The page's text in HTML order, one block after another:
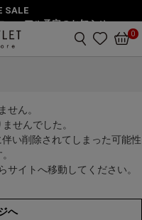
SALE
ューアル予定のお知らせ
0
せん。
せんでした。
い削除されてしまった可能性
サイトへ移動してください。
へ